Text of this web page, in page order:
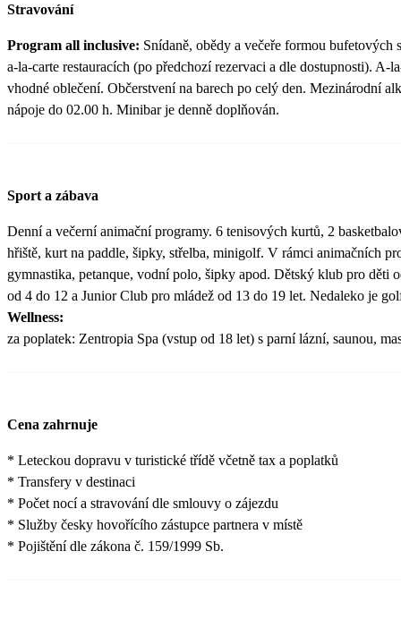
Stravování
Program all inclusive: Snídaně, obědy a večeře formou bufetových
a-la-carte restauracích (po předchozí rezervaci a dle dostupnosti). A-
vhodné oblečení. Občerstvení na barech po celý den. Mezinárodní
nápoje do 02.00 h. Minibar je denně doplňován.
Sport a zábava
Denní a večerní animační programy. 6 tenisových kurtů, 2
hřiště, kurt na paddle, šipky, střelba, minigolf. V rámci animačních
gymnastika, petanque, vodní polo, šipky apod. Dětský klub pro děti
od 4 do 12 a Junior Club pro mládež od 13 do 19 let. Nedaleko je
Wellness:
za poplatek: Zentropia Spa (vstup od 18 let) s parní lázní, saunou,
Cena zahrnuje
* Leteckou dopravu v turistické třídě včetně tax a poplatků
* Transfery v destinaci
* Počet nocí a stravování dle smlouvy o zájezdu
* Služby česky hovořícího zástupce partnera v místě
* Pojištění dle zákona č. 159/1999 Sb.